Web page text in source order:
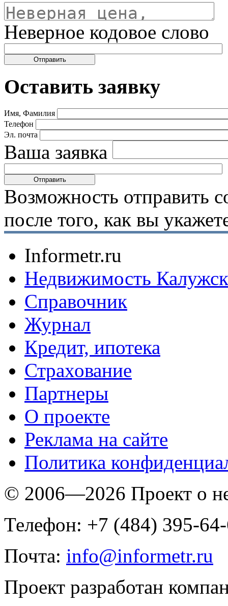
Неверное кодовое слово
Оставить заявку
Имя, Фамилия
Телефон
Эл. почта
Ваша заявка
Возможность отправить
после того, как вы
Informetr.ru
Недвижимость
Справочник
Журнал
Кредит, ипотека
Страхование
Партнеры
O проекте
Реклама на сайте
Политика
© 2006—2026 Проект о
Телефон: +7 (484) 395-
Почта: info@informetr.ru
Проект разработан